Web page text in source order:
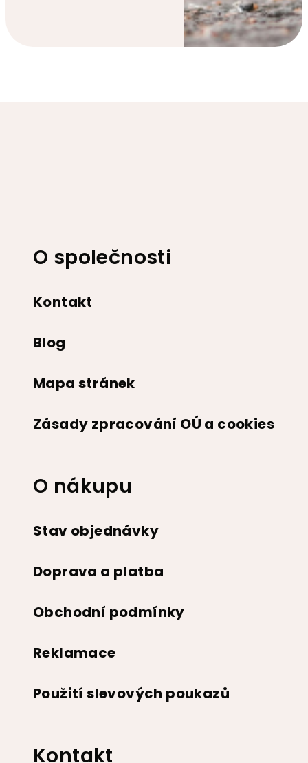
O společnosti
Kontakt
Blog
Mapa stránek
Zásady zpracování OÚ a cookies
O nákupu
Stav objednávky
Doprava a platba
Obchodní podmínky
Reklamace
Použití slevových poukazů
Kontakt